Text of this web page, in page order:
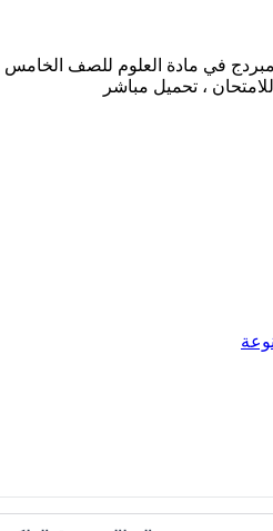
في مادة العلوم للصف الخامس